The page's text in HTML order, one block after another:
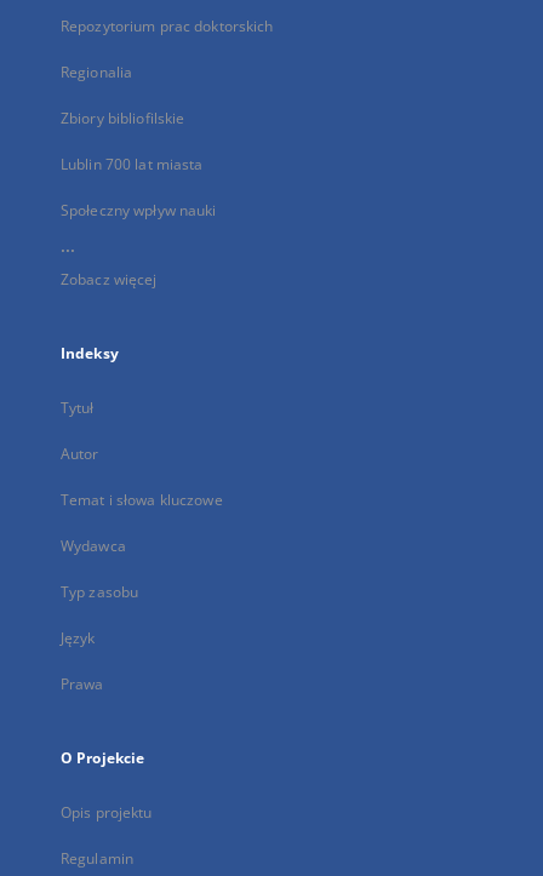
Repozytorium prac doktorskich
Regionalia
Zbiory bibliofilskie
Lublin 700 lat miasta
Społeczny wpływ nauki
...
Zobacz więcej
Indeksy
Tytuł
Autor
Temat i słowa kluczowe
Wydawca
Typ zasobu
Język
Prawa
O Projekcie
Opis projektu
Regulamin